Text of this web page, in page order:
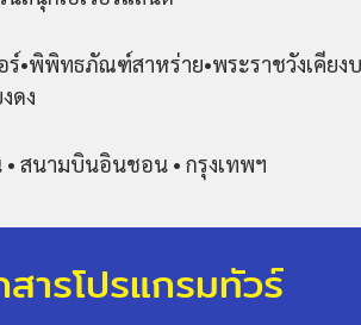
•พิพิทธภัณฑ์สาหร่าย•พระราชวังเคียง
ดง
• สนามบินอินชอน • กรุงเทพฯ
สารโปรแกรมทัวร์